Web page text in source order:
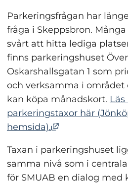
Parkeringsfrågan har
fråga i Skeppsbron.
svårt att hitta lediga
finns parkeringshuset
Oskarshallsgatan 1 som
och verksamma i området
kan köpa månadskort.
parkeringstaxor här
hemsida).
Länk till annan
Taxan i parkeringshuset
samma nivå som i
för SMUAB en dialog